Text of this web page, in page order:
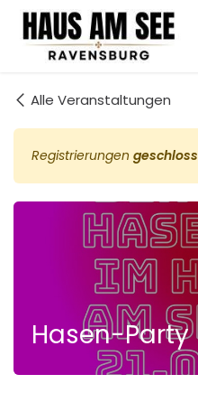
Zum Inhalt springen
Alle Veranstaltungen
Registrierungen
Hasen-Party